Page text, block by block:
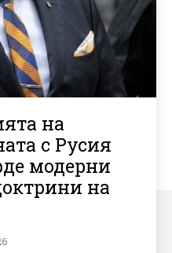
на
с Русия
модерни
на